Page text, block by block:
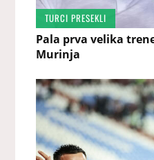
TURCI PRESEKLI
Pala prva velika
Murinja